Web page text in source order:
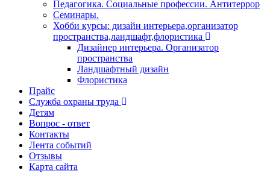
Педагогика. Социальные профессии. Антитеррор
Семинары.
Хобби курсы: дизайн интерьера,организатор
пространства,ландшафт,флористика
Дизайнер интерьера. Организатор
пространства
Ландшафтный дизайн
Флористика
Прайс
Служба охраны труда
Детям
Вопрос - ответ
Контакты
Лента событий
Отзывы
Карта сайта